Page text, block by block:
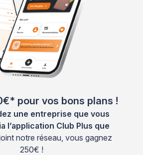
pour vos bons plans !
une entreprise que vous
l’application Club Plus que
notre réseau, vous gagnez
250€ !